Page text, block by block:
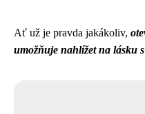
Ať už je pravda jakákoliv,
umožňuje nahlížet na lásku